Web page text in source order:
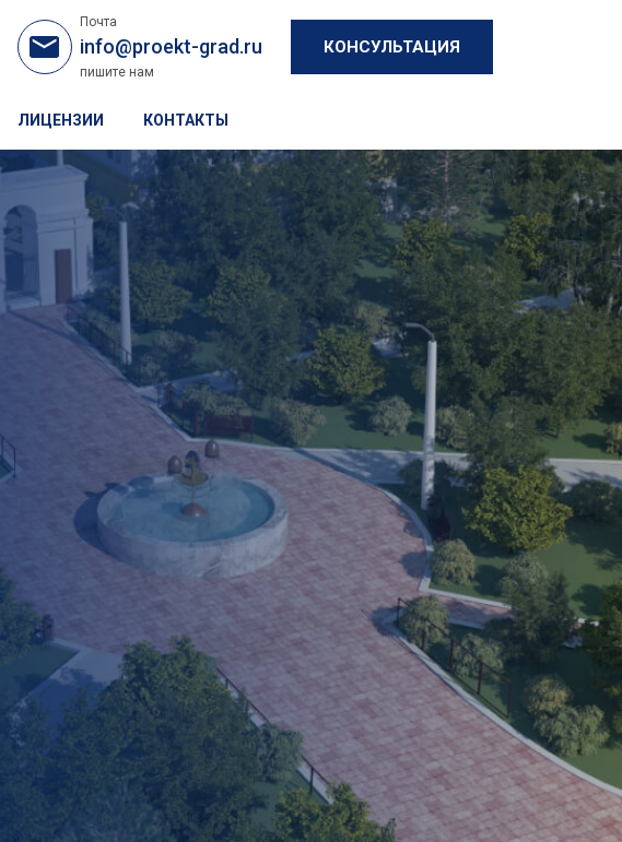
Почта
info@proekt-grad.ru
пишите нам
КОНСУЛЬТАЦИЯ
ЛИЦЕНЗИИ КОНТАКТЫ